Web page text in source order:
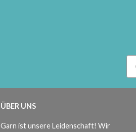
ÜBER UNS
Garn ist unsere Leidenschaft! Wir